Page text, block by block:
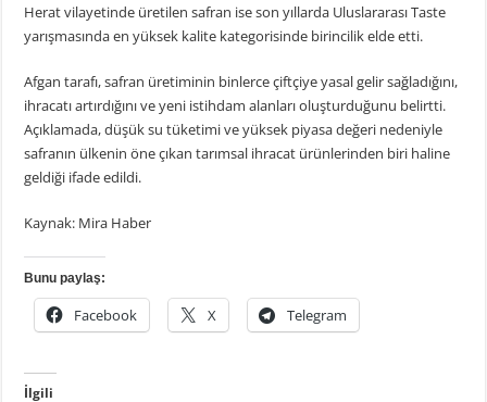
Herat vilayetinde üretilen safran ise son yıllarda Uluslararası Taste
yarışmasında en yüksek kalite kategorisinde birincilik elde etti.
Afgan tarafı, safran üretiminin binlerce çiftçiye yasal gelir sağladığını,
ihracatı artırdığını ve yeni istihdam alanları oluşturduğunu belirtti.
Açıklamada, düşük su tüketimi ve yüksek piyasa değeri nedeniyle
safranın ülkenin öne çıkan tarımsal ihracat ürünlerinden biri haline
geldiği ifade edildi.
Kaynak: Mira Haber
Bunu paylaş:
Facebook X Telegram
İlgili